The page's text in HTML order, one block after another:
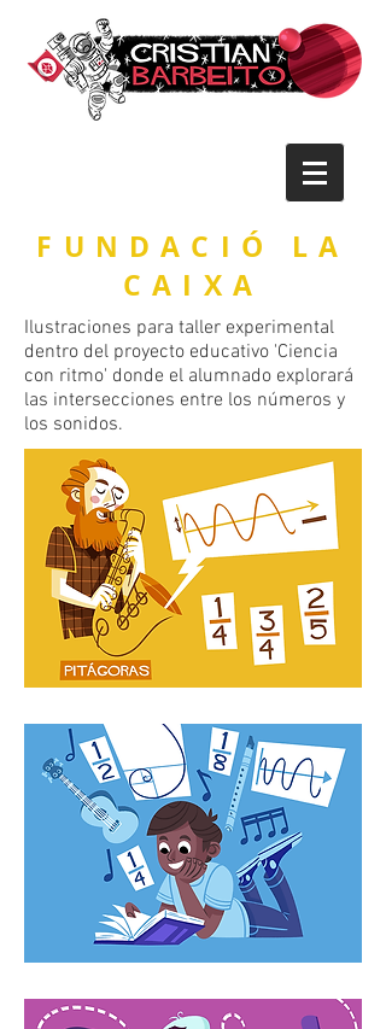
FUNDACIÓ LA
CAIXA
Ilustraciones para taller experimental
dentro del proyecto educativo 'Ciencia
con ritmo' donde el alumnado explorará
las intersecciones entre los números y
los sonidos.